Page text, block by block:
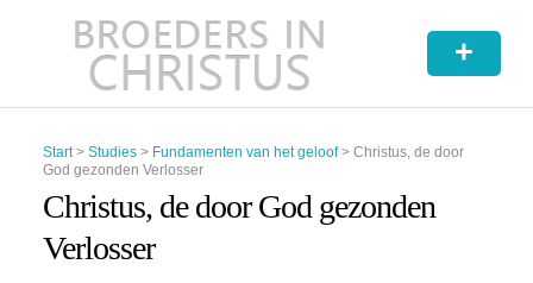
+
Start> Studies> Fundamenten van het geloof> Christus, de door
God gezonden Verlosser
Christus, de door God gezonden
Verlosser